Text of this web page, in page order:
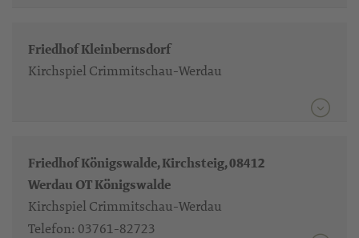
Friedhof Kleinbernsdorf
Kirchspiel Crimmitschau-Werdau
Friedhof Königswalde, Kirchsteig, 08412
Werdau OT Königswalde
Kirchspiel Crimmitschau-Werdau
Telefon: 03761-82723